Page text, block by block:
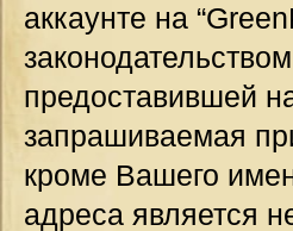
аккаунте на
предоставившей
запрашиваемая
кроме Вашего
адреса является